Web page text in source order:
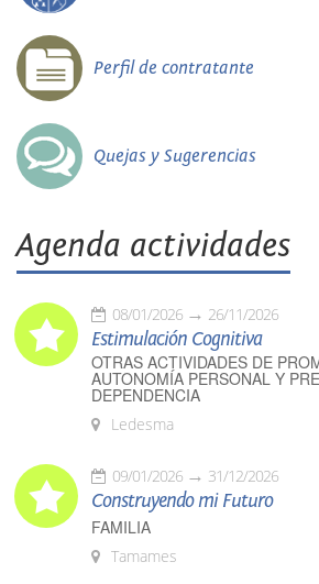
Perfil de contratante
Quejas y Sugerencias
Agenda actividades
08/01/2026 26/11/2026
Estimulación Cognitiva
OTRAS ACTIVIDADES DE
AUTONOMÍA PERSONAL Y
DEPENDENCIA
Ledesma
09/01/2026 31/12/2026
Construyendo mi Futuro
FAMILIA
Tamames